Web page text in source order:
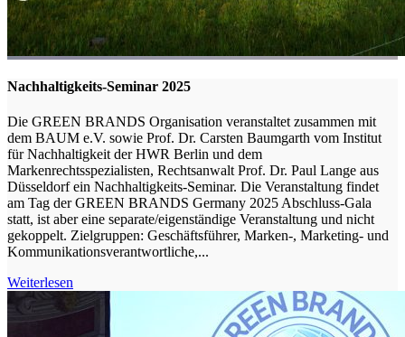
Nachhaltigkeits-Seminar 2025
Die GREEN BRANDS Organisation veranstaltet zusammen mit
dem BAUM e.V. sowie Prof. Dr. Carsten Baumgarth vom Institut
für Nachhaltigkeit der HWR Berlin und dem
Markenrechtsspezialisten, Rechtsanwalt Prof. Dr. Paul Lange aus
Düsseldorf ein Nachhaltigkeits-Seminar. Die Veranstaltung findet
am Tag der GREEN BRANDS Germany 2025 Abschluss-Gala
statt, ist aber eine separate/eigenständige Veranstaltung und nicht
gekoppelt. Zielgruppen: Geschäftsführer, Marken-, Marketing- und
Kommunikationsverantwortliche,...
Weiterlesen